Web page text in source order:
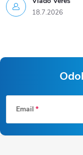
18.7.2026
Z
á
p
Email